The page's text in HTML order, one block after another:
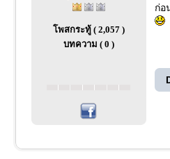
โพสกระทู้ ( 2,057 )
บทความ ( 0 )
ก่อ